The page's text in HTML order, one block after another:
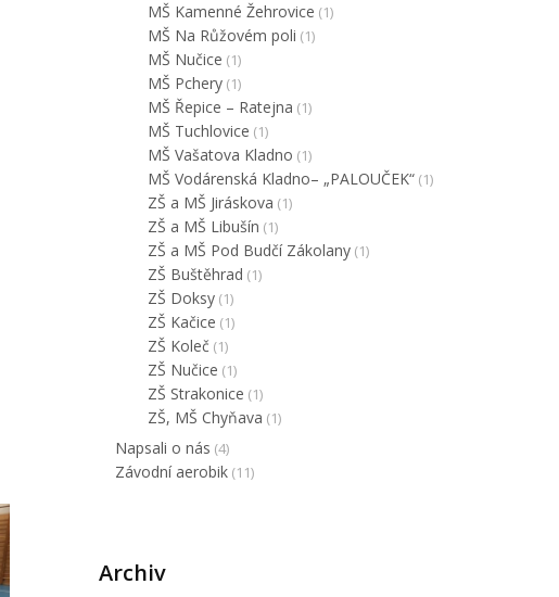
MŠ Kamenné Žehrovice (1)
MŠ Na Růžovém poli (1)
MŠ Nučice (1)
MŠ Pchery(1)
MŠ Řepice – Ratejna (1)
MŠ Tuchlovice (1)
MŠ Vašatova Kladno (1)
MŠ Vodárenská Kladno– „PALOUČEK“(1)
ZŠ a MŠ Jiráskova (1)
ZŠ a MŠ Libušín (1)
ZŠ a MŠ Pod Budčí Zákolany(1)
ZŠ Buštěhrad (1)
ZŠ Doksy(1)
ZŠ Kačice (1)
ZŠ Koleč (1)
ZŠ Nučice (1)
ZŠ Strakonice (1)
ZŠ, MŠ Chyňava (1)
Napsali o nás (4)
Závodní aerobik(11)
Archiv